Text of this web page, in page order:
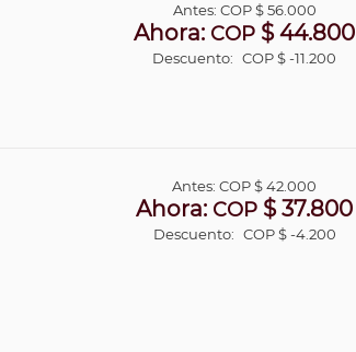
Antes: COP$ 56.000
Ahora: COP $ 44.800
Descuento: COP $ -11.200
Antes:COP$ 42.000
Ahora: COP $ 37.800
Descuento: COP $ -4.200